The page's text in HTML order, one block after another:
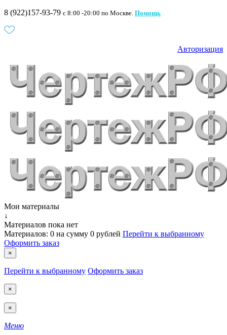
8 (922)157-93-79 c 8:00 -20:00 по Москве. Помощь
Авторизация
Мои материалы
↓
Материалов пока нет
Материалов: 0 на сумму 0 рублей Перейти к выбранному
Оформить заказ
×
Перейти к выбранному Оформить заказ
×
×
Меню